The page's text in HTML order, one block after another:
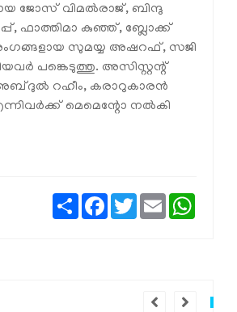
ജോസ് വിമല്‍രാജ്, ബിന്ദു
ഫാത്തിമാ കുഞ്ഞ്, ബ്ലോക്ക്
സുമയ്യ അഷറഫ്, സജി
പങ്കെടുത്തു. അസിസ്റ്റന്റ്
റഹീം, കരാറുകാരന്‍
മെമെന്റോ നല്‍കി
ShareFacebook
TwitterEmail